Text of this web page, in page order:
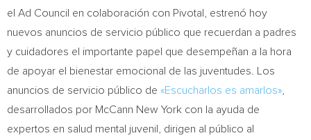
el Ad Council en colaboración con Pivotal, estrenó hoy
nuevos anuncios de servicio público que recuerdan a padres
y cuidadores el importante papel que desempeñan a la hora
de apoyar el bienestar emocional de las juventudes. Los
anuncios de servicio público de «Escucharlos es amarlos»
desarrollados por McCann New York con la ayuda de
expertos en salud mental juvenil, dirigen al público al